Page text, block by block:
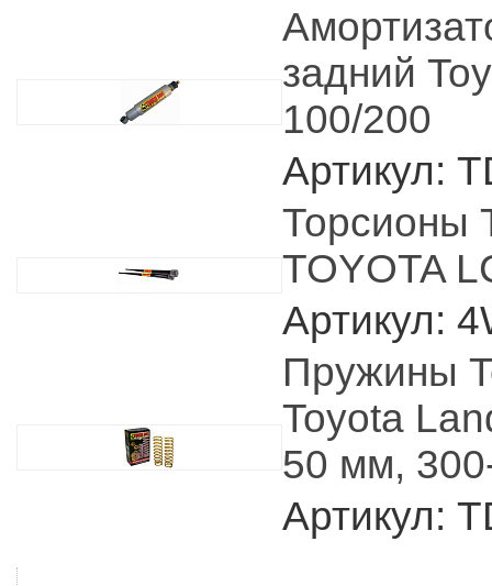
задний
100/200
Артикул:
Торсионы
TOYOTA
Артикул:
Пружины
Toyota
50 мм,
Артикул: